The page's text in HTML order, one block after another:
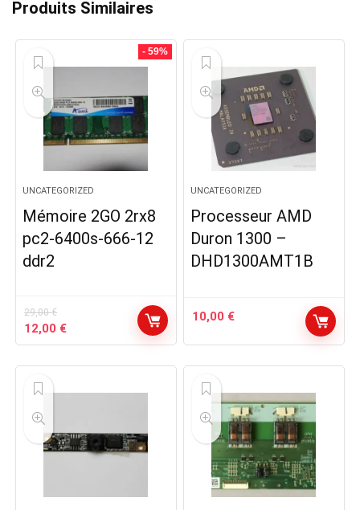
Produits Similaires
- 59%
UNCATEGORIZED
Mémoire 2GO 2rx8
pc2-6400s-666-12
ddr2
29,00€
Le
prix
29,00 €.
12,00 €Le
prix
12,00 €.
UNCATEGORIZED
Processeur AMD
Duron 1300 –
DHD1300AMT1B
10,00 €